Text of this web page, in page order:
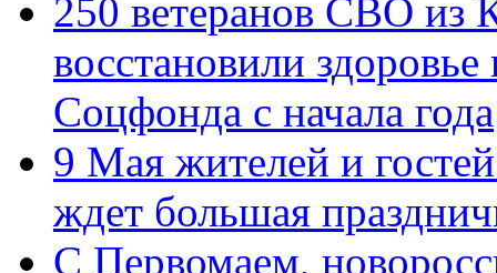
250 ветеранов СВО из
восстановили
Соцфонда с начала года
9 Мая жителей и
ждет большая
C Первомаем,